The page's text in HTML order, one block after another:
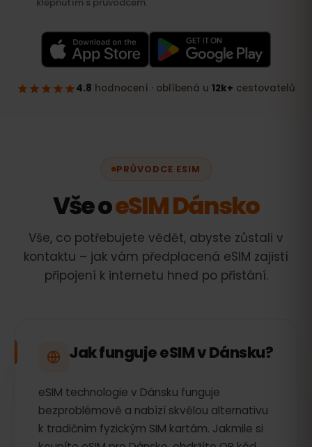
PRŮVODCE ESIM
Vše oeSIM Dánsko
Vše, co potřebujete vědět, abyste zůstali v
kontaktu – jak vám předplacená eSIM zajistí
připojení k internetu hned po přistání.
Jak funguje eSIM v Dánsku?
eSIM technologie v Dánsku funguje
bezproblémově a nabízí skvělou alternativu
k tradičním fyzickým SIM kartám. Jakmile si